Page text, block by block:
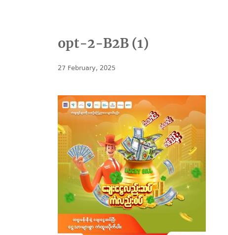
opt-2-B2B (1)
27 February, 2025